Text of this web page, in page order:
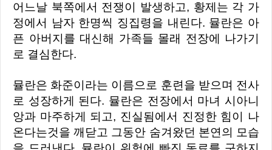
어느날 북쪽에서 전쟁이 발생하고, 황제는 각 가
정에서 남자 한명씩 징집령을 내린다. 뮬란은 아
픈 아버지를 대신해 가족들 몰래 전장에 나가기
로 결심한다.
뮬란은 화준이라는 이름으로 훈련을 받으며 전사
로 성장하게 된다. 뮬란은 전장에서 마녀 시아니
앙과 마주하게 되고, 진실됨에서 진정한 힘이 나
온다는것을 깨닫고 그동안 숨겨왔던 본연의 모습